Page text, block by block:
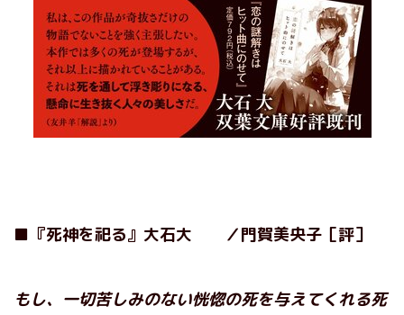
■ 『死神を祀る』大石大 ／門賀美央子［評］
もし、一切苦しみのない恍惚の死を与えてくれる死